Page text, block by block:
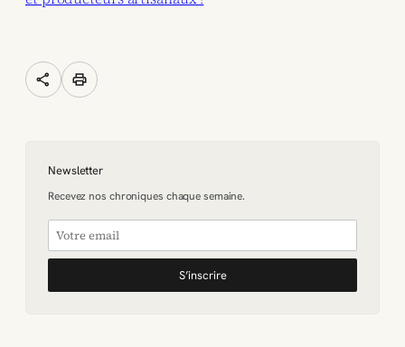
share print
Newsletter
Recevez nos chroniques chaque semaine.
S’inscrire